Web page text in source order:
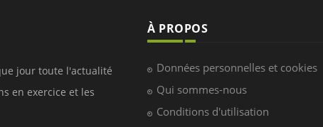
jour toute l'actualité
en exercice et les
À PROPOS
Données personnelles et cookies
Qui sommes-nous
Conditions d'utilisation